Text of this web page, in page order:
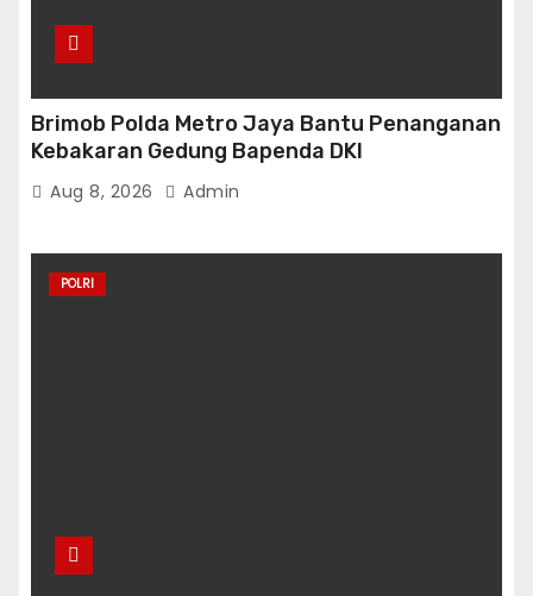
Brimob Polda Metro Jaya Bantu Penanganan
Kebakaran Gedung Bapenda DKI
Aug 8, 2026 Admin
POLRI